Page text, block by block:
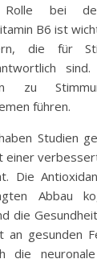
Rolle bei
B6 ist
die für
zu
führen.
Studien
einer
Die
Abbau
die
an gesunden
die